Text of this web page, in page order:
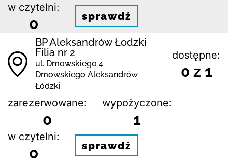
w czytelni:
0 sprawdź
BP Aleksandrów Łodzki
Filia nr 2
ul. Dmowskiego 4
Dmowskiego Aleksandrów
Łódzki
dostępne:
0 z 1
zarezerwowane:
0
wypożyczone:
1
w czytelni:
0 sprawdź